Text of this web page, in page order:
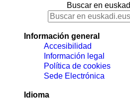
Buscar en
Información general
Accesibilidad
Información legal
Política de cookies
Sede Electrónica
Idioma